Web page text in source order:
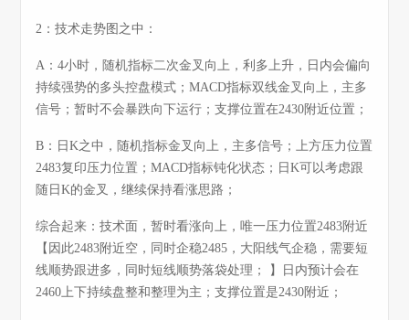
2：技术走势图之中：
A：4小时，随机指标二次金叉向上，利多上升，日内会偏向
持续强势的多头控盘模式；MACD指标双线金叉向上，主多
信号；暂时不会暴跌向下运行；支撑位置在2430附近位置；
B：日K之中，随机指标金叉向上，主多信号；上方压力位置
2483复印压力位置；MACD指标钝化状态；日K可以考虑跟
随日K的金叉，继续保持看涨思路；
综合起来：技术面，暂时看涨向上，唯一压力位置2483附近
【因此2483附近空，同时企稳2485，大阳线气企稳，需要短
线顺势跟进多，同时短线顺势落袋处理； 】日内预计会在
2460上下持续盘整和整理为主；支撑位置是2430附近；